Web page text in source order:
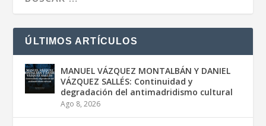
ÚLTIMOS ARTÍCULOS
MANUEL VÁZQUEZ MONTALBÁN Y DANIEL
VÁZQUEZ SALLÉS: Continuidad y
degradación del antimadridismo cultural
Ago 8, 2026